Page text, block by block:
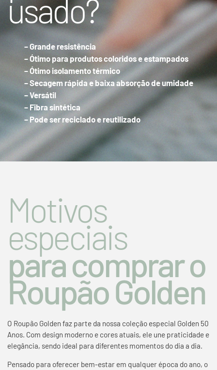
usado?
– Grande resistência
– Ótimo para produtos coloridos e estampados
– Ótimo isolamento térmico
– Secagem rápida e baixa absorção de umidade
– Versátil
– Fibra sintética
– Pode ser reciclado e reutilizado
Motivos
especiais
para comprar o
Roupão Golden
O Roupão Golden faz parte da nossa coleção especial Golden 50
Anos. Com design moderno e cores atuais, ele une praticidade e
elegância, sendo ideal para diferentes momentos do dia a dia.
Pensado para oferecer bem-estar em qualquer época do ano, o